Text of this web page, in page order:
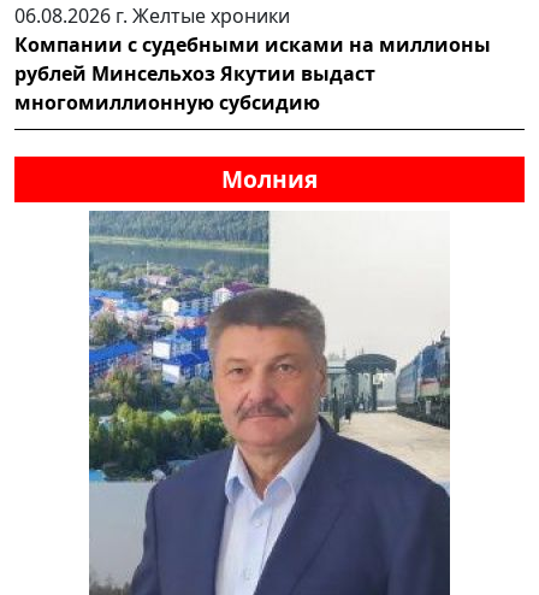
06.08.2026 г. Желтые хроники
Компании с судебными исками на миллионы
рублей Минсельхоз Якутии выдаст
многомиллионную субсидию
Молния